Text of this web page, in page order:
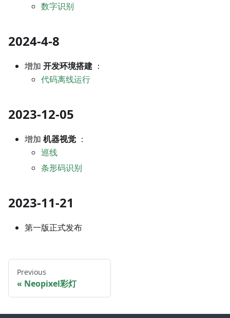
数字识别
2024-4-8
增加 开发环境搭建 ：
代码离线运行
2023-12-05
增加 机器视觉 ：
巡线
条形码识别
2023-11-21
第一版正式发布
Previous
Neopixel彩灯